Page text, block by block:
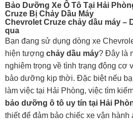
Bảo Dưỡng Xe Ô Tô Tại Hải
Cruze Bị Chảy Dầu Máy
Chevrolet Cruze chảy dầu máy –
qua
Bạn đang sử dụng dòng xe
hiện tượng chảy dầu máy? Đây là
nghiêm trọng về tình trạng động cơ
bảo dưỡng kịp thời. Đặc biệt nếu
làm việc tại Hải Phòng, việc tìm
bảo dưỡng ô tô uy tín tại Hải
thiết để đảm bảo chiếc xe vận hành